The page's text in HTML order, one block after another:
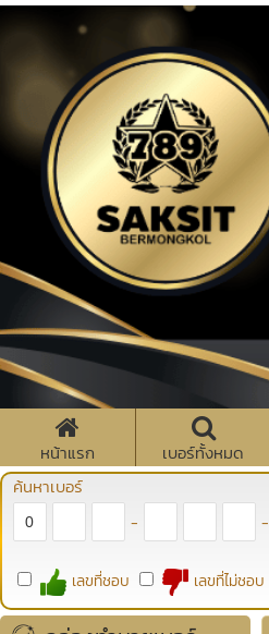
หน้าแรก เบอร์ทั้งหมด
ค้นหาเบอร์
- -
เลขที่ชอบ เลขที่ไม่ชอบ